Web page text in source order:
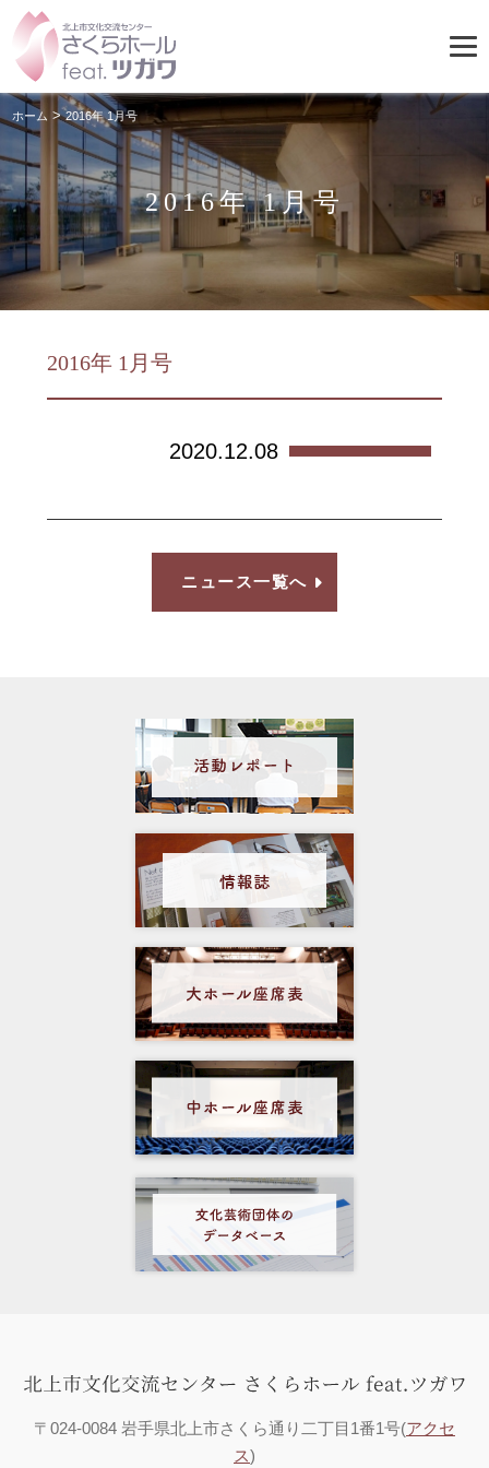
2016年 1月号
ホーム >2016年 1月号
2016年 1月号
2020.12.08
ニュース一覧へ
〒024-0084 岩手県北上市さくら通り二丁目1番1号(アクセ
ス)